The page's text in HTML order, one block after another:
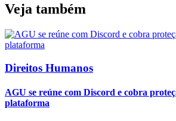
Veja também
Direitos Humanos
AGU se reúne com Discord e cobra
plataforma